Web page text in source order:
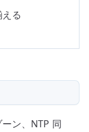
る
ン、NTP 同